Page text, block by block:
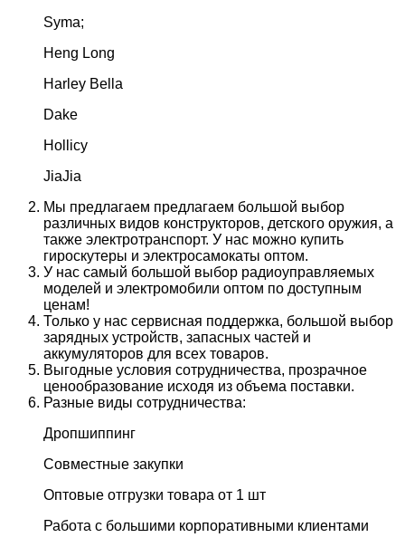
Syma;
Heng Long
Harley Bella
Dake
Hollicy
JiaJia
Мы предлагаем предлагаем большой выбор
различных видов конструкторов, детского оружия, а
также электротранспорт. У нас можно купить
гироскутеры и электросамокаты оптом.
У нас самый большой выбор радиоуправляемых
моделей и электромобили оптом по доступным
ценам!
Только у нас сервисная поддержка, большой выбор
зарядных устройств, запасных частей и
аккумуляторов для всех товаров.
Выгодные условия сотрудничества, прозрачное
ценообразование исходя из объема поставки.
Разные виды сотрудничества:
Дропшиппинг
Совместные закупки
Оптовые отгрузки товара от 1 шт
Работа с большими корпоративными клиентами